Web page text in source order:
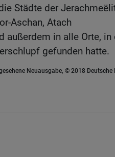
Städte der
Aschan, Atach
außerdem in alle Orte,
gefunden hatte.
Neuausgabe, © 2018